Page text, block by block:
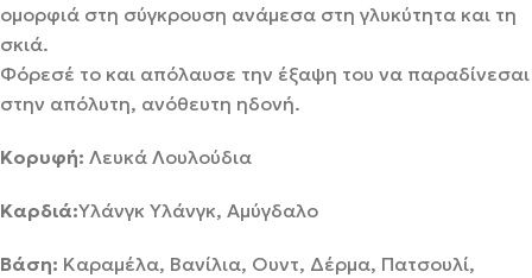
ομορφιά στη σύγκρουση ανάμεσα στη γλυκύτητα και τη
σκιά.
Φόρεσέ το και απόλαυσε την έξαψη του να παραδίνεσαι
στην απόλυτη, ανόθευτη ηδονή.
Κορυφή: Λευκά Λουλούδια
Καρδιά:Υλάνγκ Υλάνγκ, Αμύγδαλο
Βάση: Καραμέλα, Βανίλια, Ουντ, Δέρμα, Πατσουλί,